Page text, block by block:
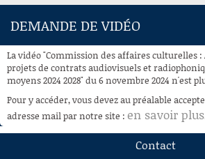
ACCUEIL
À LA DEMANDE
RECHERCHE
AIDE À LA DÉCOUPE
DE VIDÉOS
DEMANDE DE VIDÉO
La vidéo "Commission des affaires culturelles
projets de contrats audiovisuels et
moyens 2024 2028" du 6 novembre 2024 n'est
Pour y accéder, vous devez au préalable
adresse mail par notre site : en savoir plus
Contact